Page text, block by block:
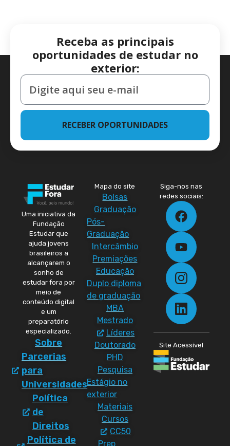
Receba as principais
oportunidades de estudar no
exterior:
RECEBER OPORTUNIDADES
Uma iniciativa da
Fundação
Estudar que
ajuda jovens
brasileiros a
alcançarem o
sonho de
estudar fora por
meio de
conteúdo digital
e um
preparatório
especializado.
Sobre
Parcerias
para
Universidades
Política
de
Direitos
Política de
Mapa do site
Bolsas
Graduação
Pós-
Graduação
Intercâmbio
Premiações
Educação
Duplo diploma
de graduação
MBA
Mestrado
Líderes
Doutorado
PHD
Pesquisa
Estágio no
exterior
Materiais
Cursos
CC50
Prep
Siga-nos nas
redes sociais:
Site Acessível